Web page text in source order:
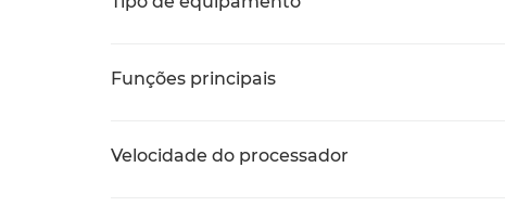
Funções principais
Velocidade do processador